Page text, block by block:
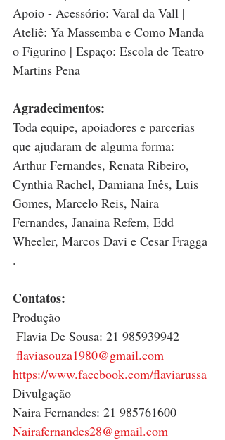
Apoio - Acessório: Varal da Vall |
Ateliê: Ya Massemba e Como Manda
o Figurino | Espaço: Escola de Teatro
Martins Pena
Agradecimentos:
Toda equipe, apoiadores e parcerias
que ajudaram de alguma forma:
Arthur Fernandes, Renata Ribeiro,
Cynthia Rachel, Damiana Inês, Luis
Gomes, Marcelo Reis, Naira
Fernandes, Janaina Refem, Edd
Wheeler, Marcos Davi e Cesar Fragga
.
Contatos:
Produção
Flavia De Sousa: 21 985939942
flaviasouza1980@gmail.com
https://www.facebook.com/flaviarussa
Divulgação
Naira Fernandes: 21 985761600
Nairafernandes28@gmail.com